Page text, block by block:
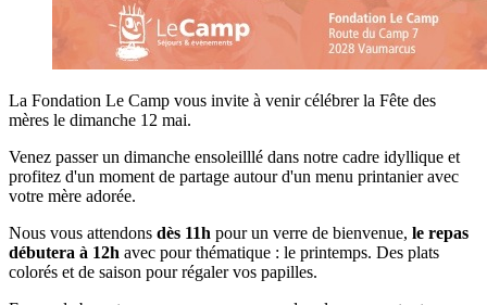
La Fondation Le Camp vous invite à venir célébrer la Fête des
mères le dimanche 12 mai.
Venez passer un dimanche ensoleilllé dans notre cadre idyllique et
profitez d'un moment de partage autour d'un menu printanier avec
votre mère adorée.
Nous vous attendons dès 11h pour un verre de bienvenue, le repas
débutera à 12h avec pour thématique : le printemps. Des plats
colorés et de saison pour régaler vos papilles.